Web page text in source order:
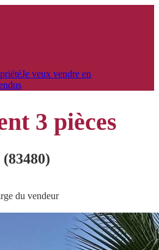
Je veux vendre en
3 pièces
du vendeur